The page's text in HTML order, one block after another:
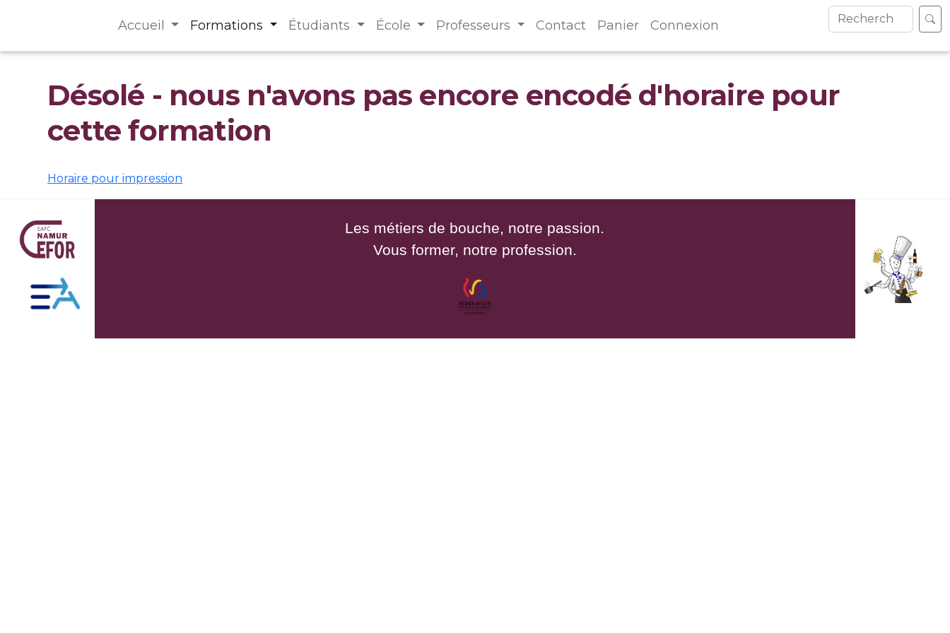
Accueil Formations Étudiants École Professeurs Contact Panier Connexion
Désolé - nous n'avons pas encore encodé d'horaire pour
cette formation
Horaire pour impression
Les métiers de bouche, notre passion.
Vous former, notre profession.